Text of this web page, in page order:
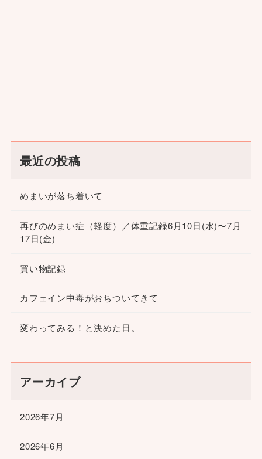
最近の投稿
めまいが落ち着いて
再びのめまい症（軽度）／体重記録6月10日(水)〜7月
17日(金)
買い物記録
カフェイン中毒がおちついてきて
変わってみる！と決めた日。
アーカイブ
2026年7月
2026年6月